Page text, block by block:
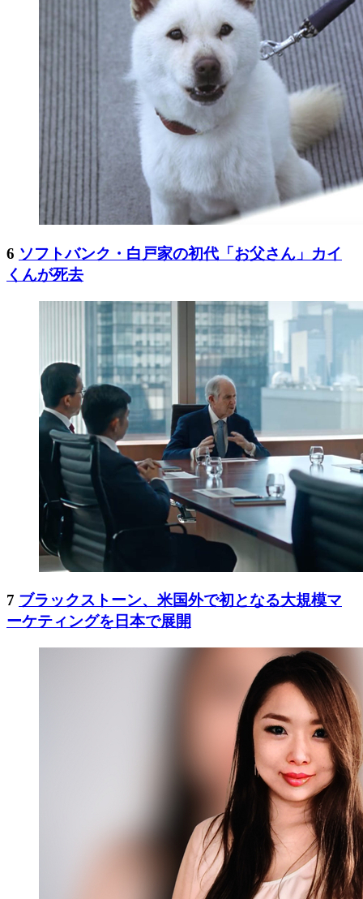
6 ソフトバンク・白戸家の初代「お父さん」カイ
くんが死去
7 ブラックストーン、米国外で初となる大規模マ
ーケティングを日本で展開